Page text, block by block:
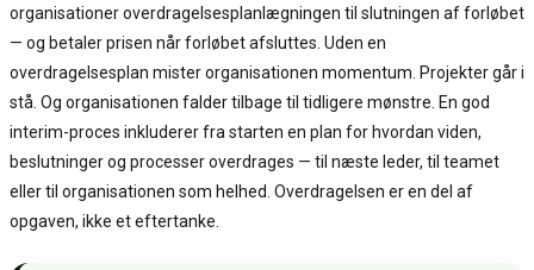
organisationer overdragelsesplanlægningen til slutningen af forløbet
— og betaler prisen når forløbet afsluttes. Uden en
overdragelsesplan mister organisationen momentum. Projekter går i
stå. Og organisationen falder tilbage til tidligere mønstre. En god
interim-proces inkluderer fra starten en plan for hvordan viden,
beslutninger og processer overdrages — til næste leder, til teamet
eller til organisationen som helhed. Overdragelsen er en del af
opgaven, ikke et eftertanke.